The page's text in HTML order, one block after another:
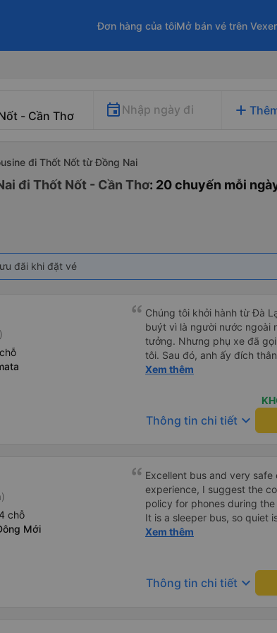
Đơn hàng của tôiMở bán vé trên
Nhập ngày đi add
đi Thốt Nốt từ Đồng Nai
đi Thốt Nốt - Cần Thơ: 20 chuyến mỗi
đãi khi đặt vé
Chúng tôi khởi hành từ Đà
buýt vì là người nước ngoài
tưởng. Nhưng phụ xe đã
tôi. Sau đó, anh ấy đích
tiên đi xe giường nằm với
uống. Tôi rất ngạc nhiên
Thơ và mọi người xuống
thức chúng tôi dậy và đảm
Xem thêm
Thông tin chi tiết keyboard_arrow_down
chỗ
Mới
Excellent bus and very
experience, I suggest the
policy for phones during
It is a sleeper bus, so quiet
Wi-Fi password clearly
hơn, tôi góp ý nhà xe nên
lặng (tắt âm thanh điện
Xem thêm
Thông tin chi tiết keyboard_arrow_down